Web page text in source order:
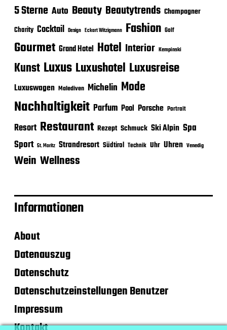
5 Sterne Auto Beauty Beautytrends Champagner
Charity Cocktail Design Eckart Witzigmann Fashion Golf
Gourmet Grand Hotel Hotel Interior Kempinski
Kunst Luxus Luxushotel Luxusreise
Luxuswagen Malediven Michelin Mode
Nachhaltigkeit Parfum Pool Porsche Portrait
Resort Restaurant Rezept Schmuck Ski Alpin Spa
Sport St. Moritz Strandresort Südtirol Technik Uhr Uhren Venedig
Wein Wellness
Informationen
About
Datenauszug
Datenschutz
Datenschutzeinstellungen Benutzer
Impressum